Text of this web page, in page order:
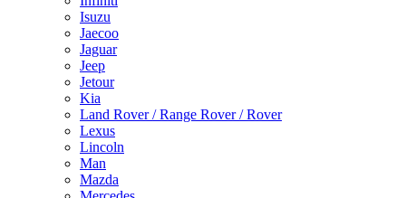
Isuzu
Jaecoo
Jaguar
Jeep
Jetour
Kia
Land Rover / Range Rover / Rover
Lexus
Lincoln
Man
Mazda